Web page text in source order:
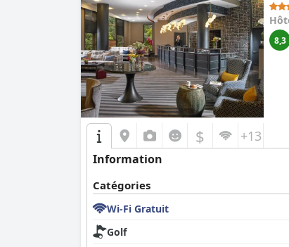
8,3
$ +13
Information
Catégories
Wi-Fi Gratuit
Golf